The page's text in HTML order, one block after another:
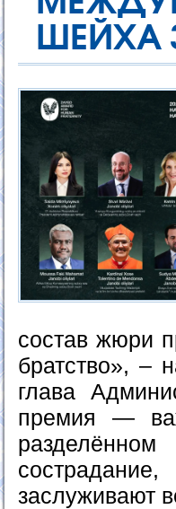
ШЕЙХА
состав жюри
братство», –
глава
премия —
заслуживают